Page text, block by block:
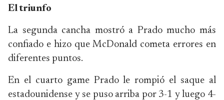
El triunfo
La segunda cancha mostró a Prado mucho más
confiado e hizo que McDonald cometa errores en
diferentes puntos.
En el cuarto game Prado le rompió el saque al
estadounidense y se puso arriba por 3-1 y luego 4-